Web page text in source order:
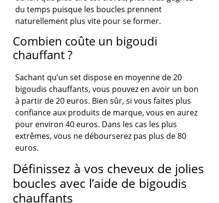
du temps puisque les boucles prennent
naturellement plus vite pour se former.
Combien coûte un bigoudi
chauffant ?
Sachant qu’un set dispose en moyenne de 20
bigoudis chauffants, vous pouvez en avoir un bon
à partir de 20 euros. Bien sûr, si vous faites plus
confiance aux produits de marque, vous en aurez
pour environ 40 euros. Dans les cas les plus
extrêmes, vous ne débourserez pas plus de 80
euros.
Définissez à vos cheveux de jolies
boucles avec l’aide de bigoudis
chauffants